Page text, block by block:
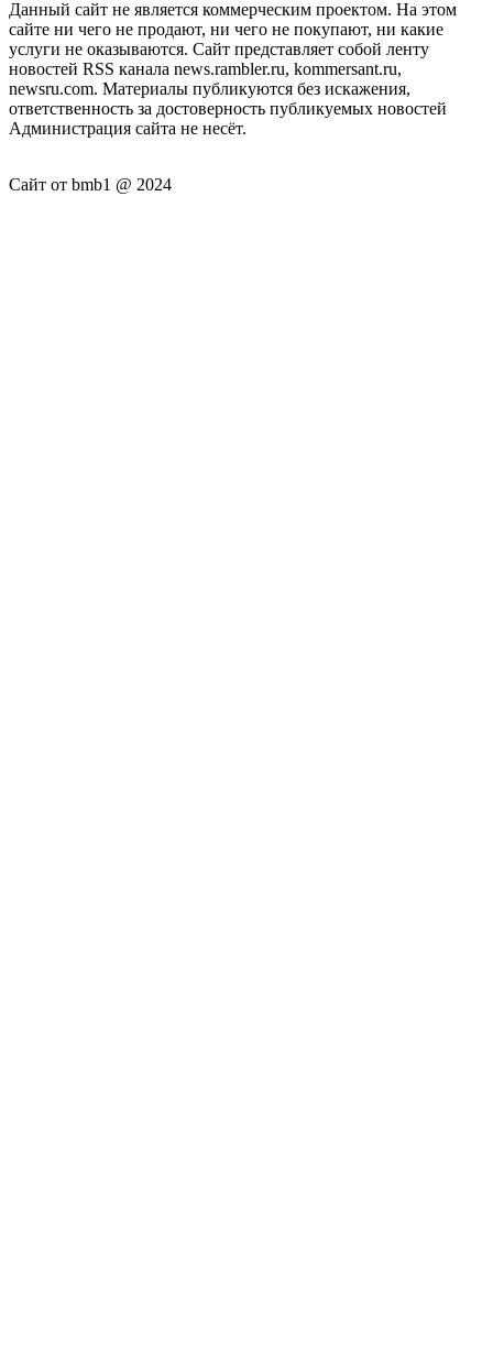
Данный сайт не является коммерческим проектом. На этом
сайте ни чего не продают, ни чего не покупают, ни какие
услуги не оказываются. Сайт представляет собой ленту
новостей RSS канала news.rambler.ru, kommersant.ru,
newsru.com. Материалы публикуются без искажения,
ответственность за достоверность публикуемых новостей
Администрация сайта не несёт.
Сайт от bmb1 @ 2024